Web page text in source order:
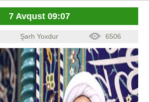
7 Avqust 09:07
Şərh Yoxdur 6506